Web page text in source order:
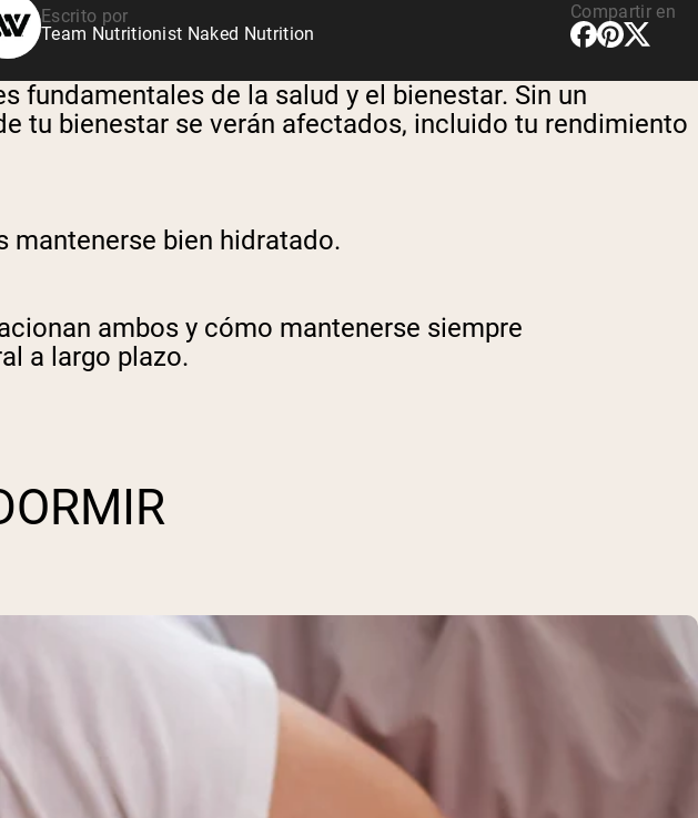
Escrito por
Team Nutritionist Naked Nutrition
Compartir en
fundamentales de la salud y el bienestar. Sin un
tu bienestar se verán afectados, incluido tu rendimiento
mantenerse bien hidratado.
ambos y cómo mantenerse siempre
a largo plazo.